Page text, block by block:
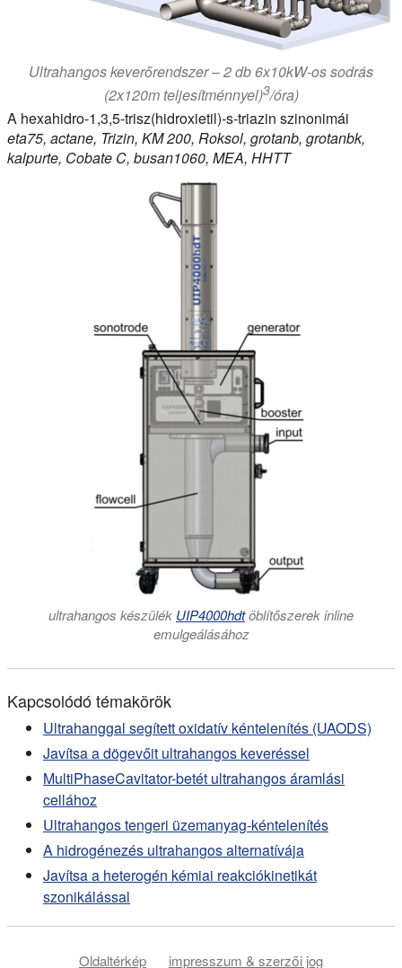
Ultrahangos keverőrendszer – 2 db 6x10kW-os sodrás
(2x120m teljesítménnyel)3/óra)
A hexahidro-1,3,5-trisz(hidroxietil)-s-triazin szinonimái
eta75, actane, Trizin, KM 200, Roksol, grotanb, grotanbk,
kalpurte, Cobate C, busan1060, MEA, HHTT
ultrahangos készülék UIP4000hdtöblítőszerek inline
emulgeálásához
Kapcsolódó témakörök
Ultrahanggal segített oxidatív kéntelenítés (UAODS)
Javítsa a dögevőit ultrahangos keveréssel
MultiPhaseCavitator-betét ultrahangos áramlási
cellához
Ultrahangos tengeri üzemanyag-kéntelenítés
A hidrogénezés ultrahangos alternatívája
Javítsa a heterogén kémiai reakciókinetikát
szonikálással
Oldaltérkép impresszum & szerzői jog